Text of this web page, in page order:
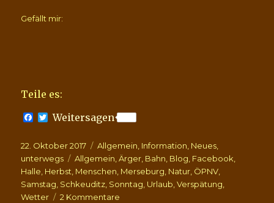
Gefällt mir:
Teile es:
F
e
b
o
o
k
T
t
t
e
r
Weitersagen
Veröffentlicht
am
22. Oktober 2017 Kategorien
Allgemein, Information, Neues,
unterwegs
Schlagwörter
Allgemein,Ärger, Bahn, Blog, Facebook,
Halle, Herbst, Menschen, Merseburg, Natur, ÖPNV,
Samstag, Schkeuditz, Sonntag, Urlaub,Verspätung,
Wetter
2 Kommentare